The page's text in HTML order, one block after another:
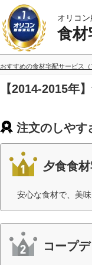
オリコ
食材
おすすめの食材宅配サービス
【2014-2015年
注文のしやす
夕食食
安心な食材で、美
コープ